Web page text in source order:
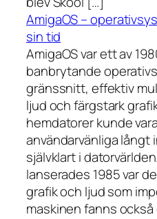
AmigaOS –
sin tid
AmigaOS var ett av
banbrytande
gränssnitt, effektiv
ljud och färgstark
hemdatorer kunde
användarvänliga långt
självklart i
lanserades 1985 var
grafik och ljud som
maskinen fanns